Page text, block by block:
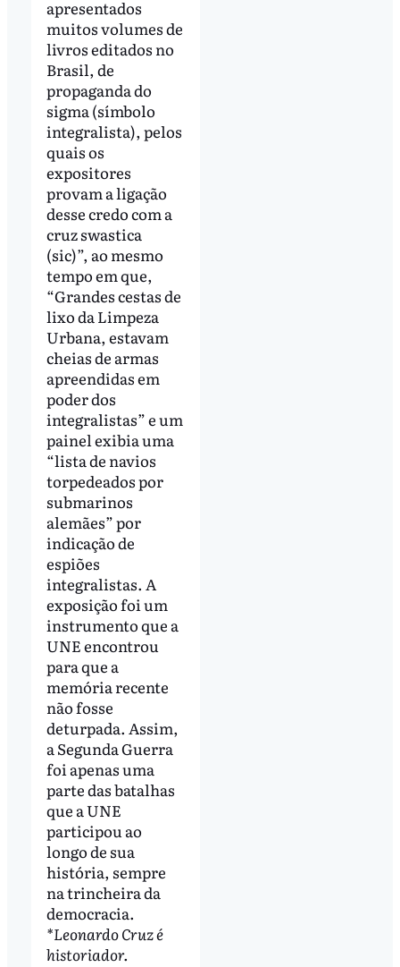
apresentados
muitos volumes de
livros editados no
Brasil, de
propaganda do
sigma (símbolo
integralista), pelos
quais os
expositores
provam a ligação
desse credo com a
cruz swastica
(sic)”, ao mesmo
tempo em que,
“Grandes cestas de
lixo da Limpeza
Urbana, estavam
cheias de armas
apreendidas em
poder dos
integralistas” e um
painel exibia uma
“lista de navios
torpedeados por
submarinos
alemães” por
indicação de
espiões
integralistas. A
exposição foi um
instrumento que a
UNE encontrou
para que a
memória recente
não fosse
deturpada. Assim,
a Segunda Guerra
foi apenas uma
parte das batalhas
que a UNE
participou ao
longo de sua
história, sempre
na trincheira da
democracia.
*Leonardo Cruz é
historiador.